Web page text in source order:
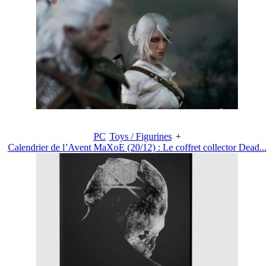
PC Toys / Figurines +
Calendrier de l’Avent MaXoE (20/12) : Le coffret collector Dead...